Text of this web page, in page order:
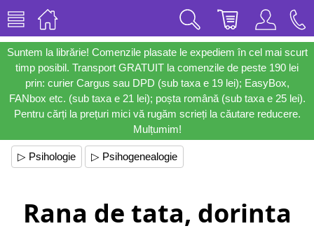
Suntem la librărie! Comenzile plasate le expediem în cel mai scurt
timp posibil. Transport GRATUIT la comenzile de peste 190 lei
prin: curier Cargus sau DPD (sub taxa e 19 lei); EasyBox,
FANbox etc. (sub taxa e 21 lei); poșta română (sub taxa e 25 lei).
Pentru cărți la prețuri mici vă rugăm scrieți la căutare reducere.
Mulțumim!
▷ Psihologie ▷ Psihogenealogie
Rana de tata, dorinta